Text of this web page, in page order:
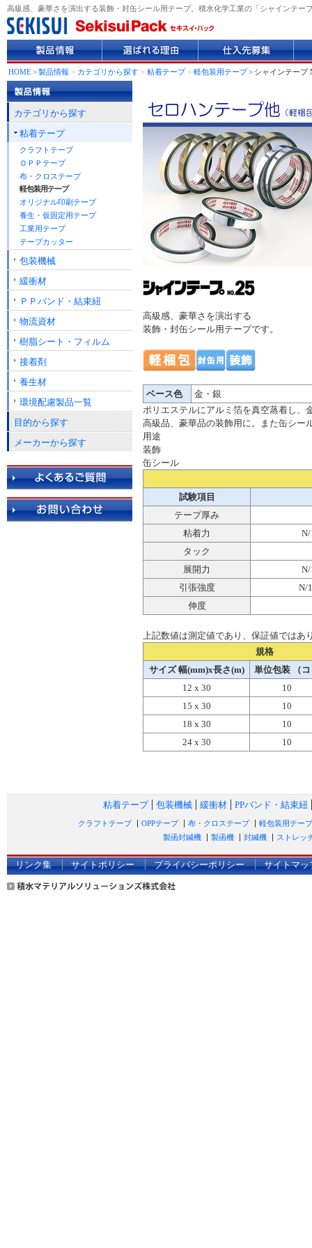
高級感、豪華さを演出する装飾・封缶シール用テープ。積水化学工業の「シャインテ
品
情
報
ば
れ
理
入
先
業
情
HOME>製品情報 > カテゴリから探す > 粘着テープ> 軽包装用テープ> シャインテープ
高級感、豪華さを演出する
装飾・封缶シール用テープです。
ベース色
金・銀
ポリエステルにアルミ箔を真空蒸着し、
高級品、豪華品の装飾用に。また缶シー
用途
装飾
缶シール
試験項目
テープ厚み
粘着力
N/
タック
展開力
N/
引張強度
N/
伸度
上記数値は測定値であり、保証値ではあ
規格
サイズ 幅(mm)x長さ(m)
単位包装 （
12 x 30
10
15 x 30
10
18 x 30
10
24 x 30
10
カテゴリから探す
粘着テープ
クラフトテープ
ＯＰＰテープ
布・クロステープ
軽包装用テープ
オリジナル印刷テープ
養生・仮固定用テープ
工業用テープ
テープカッター
包装機械
緩衝材
ＰＰバンド・結束紐
物流資材
樹脂シート・フィルム
接着剤
養生材
環境配慮製品一覧
目的から探す
メーカーから探す
粘着テープ 包装機械 緩衝材 PPバンド・結束紐
クラフトテープ OPPテープ 布・クロステープ
軽包装用テープ
製函封緘機
製函機 封緘機 ストレッ
リンク集 サイトポリシー プライバシーポリシー サイトマッ